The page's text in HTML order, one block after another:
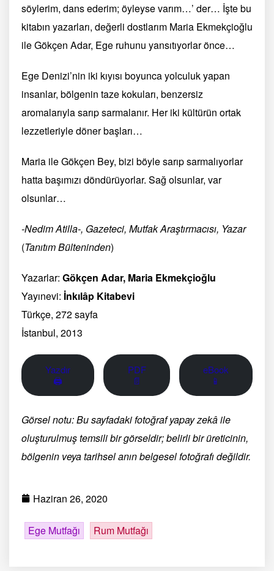
söylerim, dans ederim; öyleyse varım…’ der… İşte bu
kitabın yazarları, değerli dostlarım Maria Ekmekçioğlu
ile Gökçen Adar, Ege ruhunu yansıtıyorlar önce…
Ege Denizi’nin iki kıyısı boyunca yolculuk yapan
insanlar, bölgenin taze kokuları, benzersiz
aromalarıyla sarıp sarmalanır. Her iki kültürün ortak
lezzetleriyle döner başları…
Maria ile Gökçen Bey, bizi böyle sarıp sarmalıyorlar
hatta başımızı döndürüyorlar. Sağ olsunlar, var
olsunlar…
-Nedim Atilla-, Gazeteci, Mutfak Araştırmacısı, Yazar
(Tanıtım Bülteninden)
Yazarlar: Gökçen Adar, Maria Ekmekçioğlu
Yayınevi: İnkılâp Kitabevi
Türkçe, 272 sayfa
İstanbul, 2013
Yazdır
🖨
PDF
📄
eBook
📱
Görsel notu: Bu sayfadaki fotoğraf yapay zekâ ile
oluşturulmuş temsili bir görseldir; belirli bir üreticinin,
bölgenin veya tarihsel anın belgesel fotoğrafı değildir.
Haziran 26, 2020
Ege Mutfağı Rum Mutfağı